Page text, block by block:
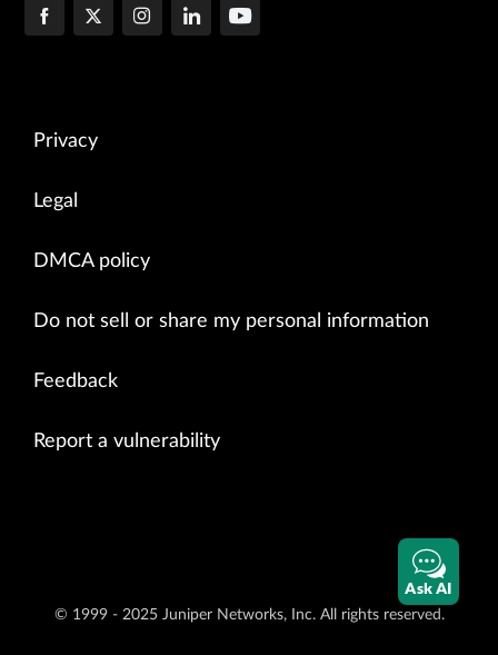
Privacy
Legal
DMCA policy
Do not sell or share my personal information
Feedback
Report a vulnerability
© 1999 - 2025 Juniper Networks, Inc. All rights reserved.
Ask AI